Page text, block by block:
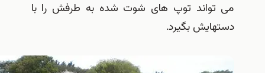
توپ های شوت شده به طرفش را با
بگیرد.